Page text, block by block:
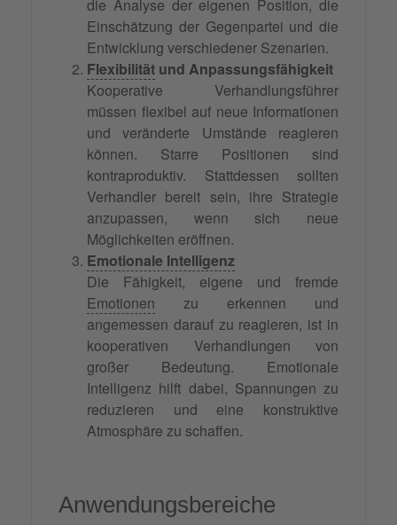
die Analyse der eigenen Position, die
Einschätzung der Gegenpartei und die
Entwicklung verschiedener Szenarien.
Flexibilität und Anpassungsfähigkeit
Kooperative Verhandlungsführer
müssen flexibel auf neue Informationen
und veränderte Umstände reagieren
können. Starre Positionen sind
kontraproduktiv. Stattdessen sollten
Verhandler bereit sein, ihre Strategie
anzupassen, wenn sich neue
Möglichkeiten eröffnen.
Emotionale Intelligenz
Die Fähigkeit, eigene und fremde
Emotionen zu erkennen und
angemessen darauf zu reagieren, ist in
kooperativen Verhandlungen von
großer Bedeutung. Emotionale
Intelligenz hilft dabei, Spannungen zu
reduzieren und eine konstruktive
Atmosphäre zu schaffen.
Anwendungsbereiche